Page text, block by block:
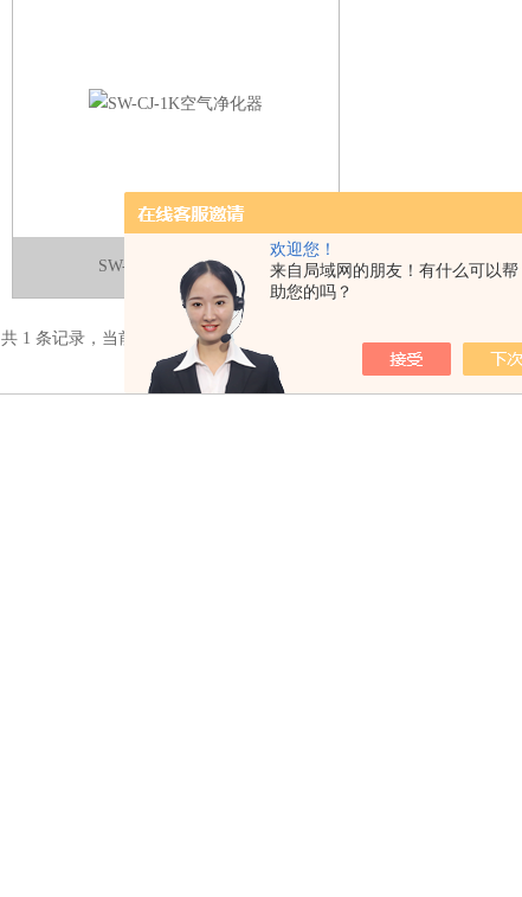
欢迎您！
来自局域网的朋友！有什么可以帮
助您的吗？
SW-CJ-1K空气净化器
共 1 条记录，当前 1 / 1 页 首页 上一页 下一页 末页 跳转到第 页